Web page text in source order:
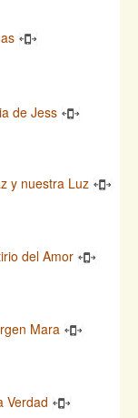
de Jess
y nuestra Luz
del Amor
Mara
Verdad